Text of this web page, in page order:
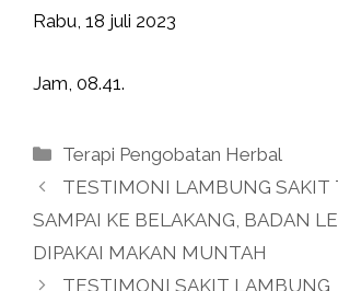
Rabu, 18 juli 2023
Jam, 08.41.
Kategori
Terapi Pengobatan Herbal
TESTIMONI LAMBUNG SAKIT
SAMPAI KE BELAKANG, BADAN
DIPAKAI MAKAN MUNTAH
TESTIMONI SAKIT LAMBUNG